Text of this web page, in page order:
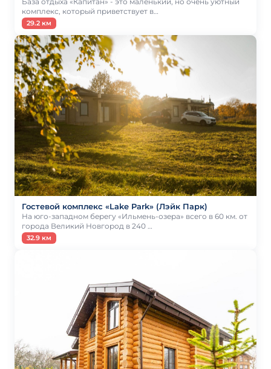
комплекс, который приветствует в…
29.2 км
Гостевой комплекс «Lake Park» (Лэйк Парк)
На юго-западном берегу «Ильмень-озера» всего в 60 км. от
города Великий Новгород в 240 …
32.9 км